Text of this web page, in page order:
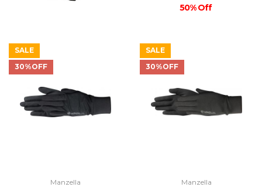
50% Off
SALE
30%OFF
Manzella
SALE
30%OFF
Manzella